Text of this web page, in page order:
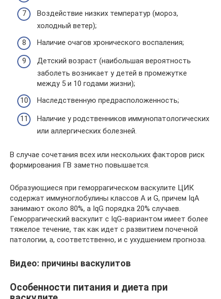
Воздействие низких температур (мороз,
холодный ветер);
Наличие очагов хронического воспаления;
Детский возраст (наибольшая вероятность
заболеть возникает у детей в промежутке
между 5 и 10 годами жизни);
Наследственную предрасположенность;
Наличие у родственников иммунопатологических
или аллергических болезней.
В случае сочетания всех или нескольких факторов риск
формирования ГВ заметно повышается.
Образующиеся при геморрагическом васкулите ЦИК
содержат иммуноглобулины классов А и G, причем IqA
занимают около 80%, а IqG порядка 20% случаев.
Геморрагический васкулит с IqG-вариантом имеет более
тяжелое течение, так как идет с развитием почечной
патологии, а, соответственно, и с ухудшением прогноза.
Видео: причины васкулитов
Особенности питания и диета при